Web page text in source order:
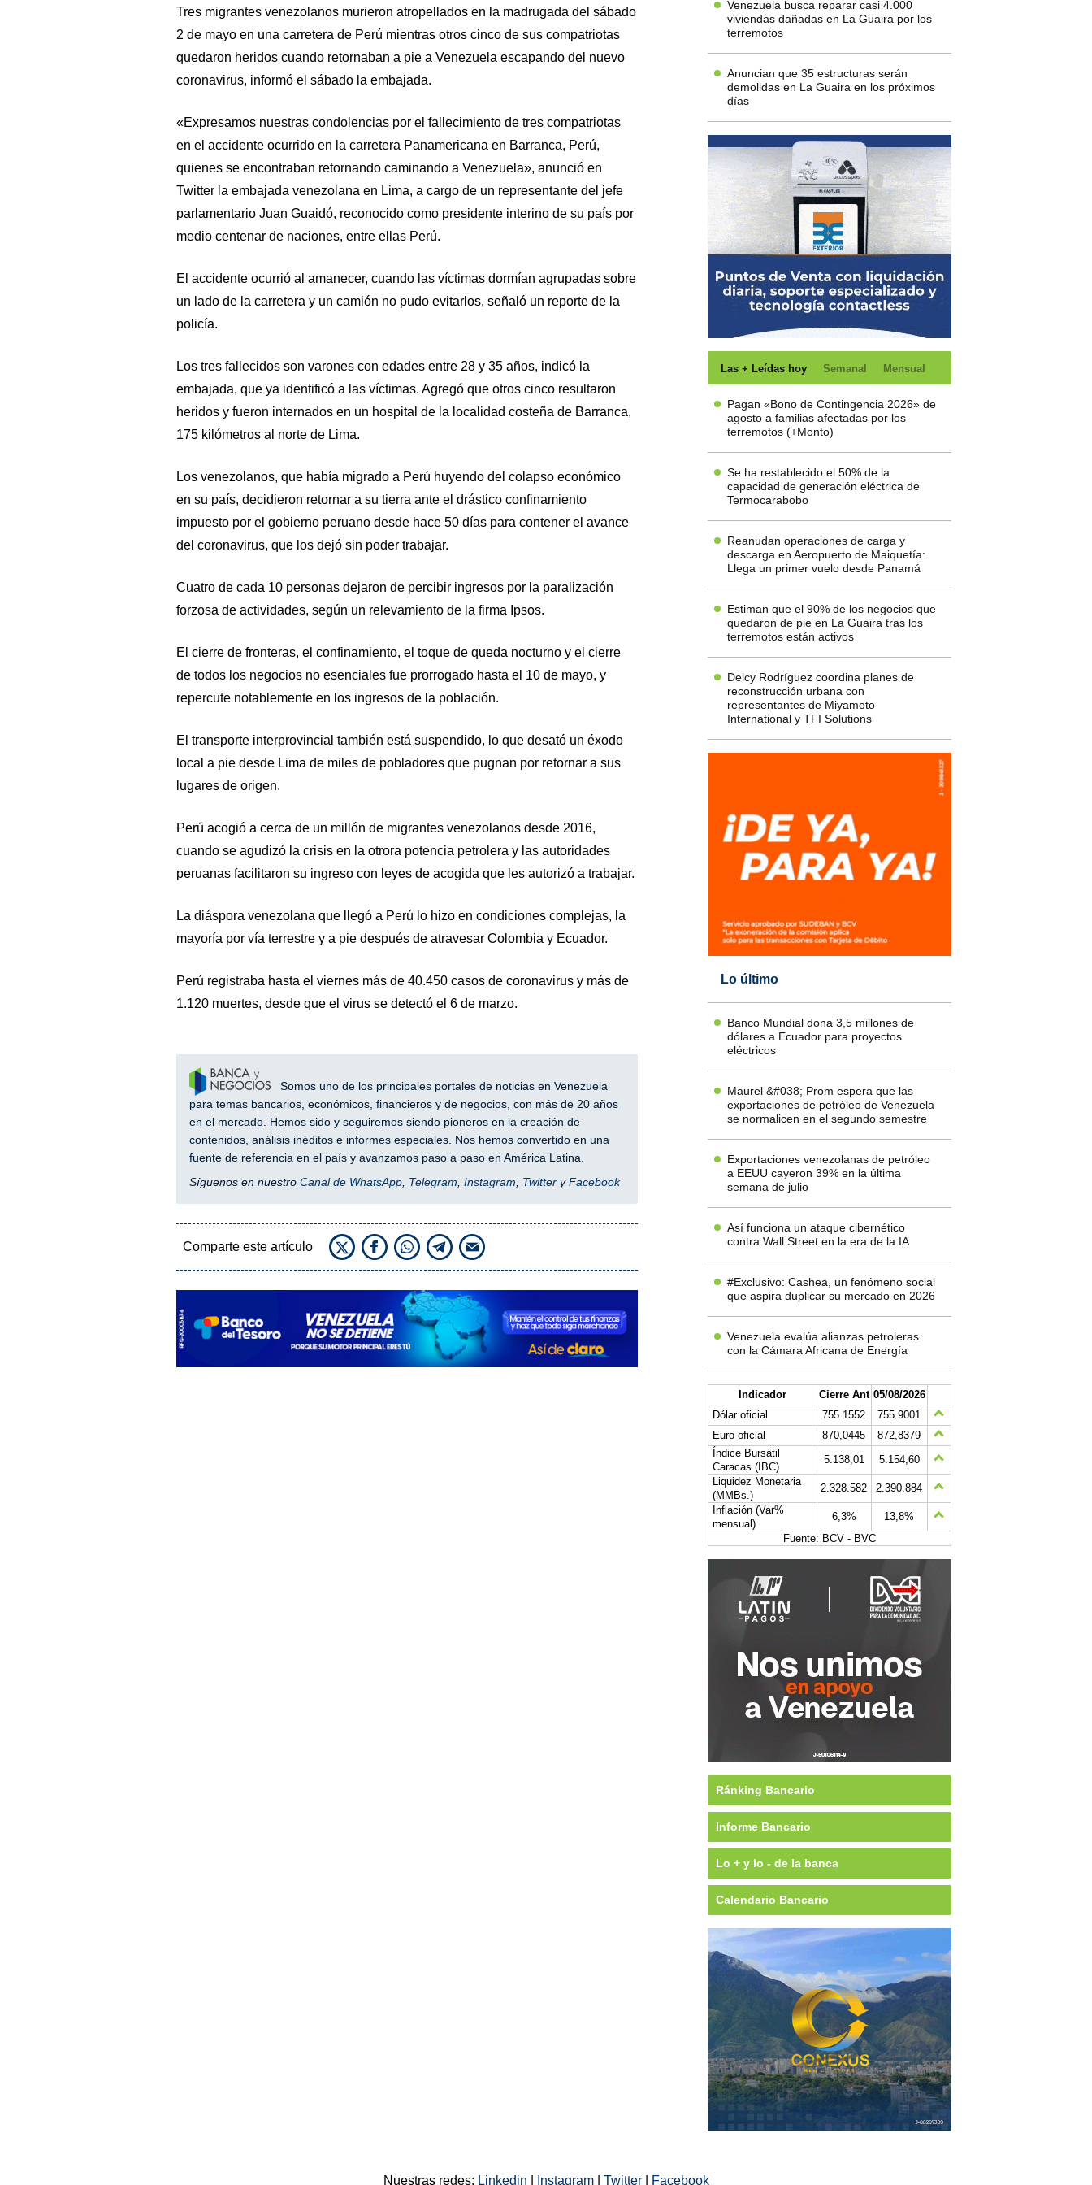
Tres migrantes venezolanos murieron atropellados en la madrugada del sábado
2 de mayo en una carretera de Perú mientras otros cinco de sus compatriotas
quedaron heridos cuando retornaban a pie a Venezuela escapando del nuevo
coronavirus, informó el sábado la embajada.
«Expresamos nuestras condolencias por el fallecimiento de tres compatriotas
en el accidente ocurrido en la carretera Panamericana en Barranca, Perú,
quienes se encontraban retornando caminando a Venezuela», anunció en
Twitter la embajada venezolana en Lima, a cargo de un representante del jefe
parlamentario Juan Guaidó, reconocido como presidente interino de su país por
medio centenar de naciones, entre ellas Perú.
El accidente ocurrió al amanecer, cuando las víctimas dormían agrupadas sobre
un lado de la carretera y un camión no pudo evitarlos, señaló un reporte de la
policía.
Los tres fallecidos son varones con edades entre 28 y 35 años, indicó la
embajada, que ya identificó a las víctimas. Agregó que otros cinco resultaron
heridos y fueron internados en un hospital de la localidad costeña de Barranca,
175 kilómetros al norte de Lima.
Los venezolanos, que había migrado a Perú huyendo del colapso económico
en su país, decidieron retornar a su tierra ante el drástico confinamiento
impuesto por el gobierno peruano desde hace 50 días para contener el avance
del coronavirus, que los dejó sin poder trabajar.
Cuatro de cada 10 personas dejaron de percibir ingresos por la paralización
forzosa de actividades, según un relevamiento de la firma Ipsos.
El cierre de fronteras, el confinamiento, el toque de queda nocturno y el cierre
de todos los negocios no esenciales fue prorrogado hasta el 10 de mayo, y
repercute notablemente en los ingresos de la población.
El transporte interprovincial también está suspendido, lo que desató un éxodo
local a pie desde Lima de miles de pobladores que pugnan por retornar a sus
lugares de origen.
Perú acogió a cerca de un millón de migrantes venezolanos desde 2016,
cuando se agudizó la crisis en la otrora potencia petrolera y las autoridades
peruanas facilitaron su ingreso con leyes de acogida que les autorizó a trabajar.
La diáspora venezolana que llegó a Perú lo hizo en condiciones complejas, la
mayoría por vía terrestre y a pie después de atravesar Colombia y Ecuador.
Perú registraba hasta el viernes más de 40.450 casos de coronavirus y más de
1.120 muertes, desde que el virus se detectó el 6 de marzo.
Somos uno de los principales portales de noticias en Venezuela
para temas bancarios, económicos, financieros y de negocios, con más de 20 años
en el mercado. Hemos sido y seguiremos siendo pioneros en la creación de
contenidos, análisis inéditos e informes especiales. Nos hemos convertido en una
fuente de referencia en el país y avanzamos paso a paso en América Latina.
Síguenos en nuestro Canal de WhatsApp, Telegram Instagram TwitteryFacebook
Comparte este artículo
Venezuela busca reparar casi 4.000
viviendas dañadas en La Guaira por los
terremotos
Anuncian que 35 estructuras serán
demolidas en La Guaira en los próximos
días
Las + Leídas hoy Semanal Mensual
Pagan «Bono de Contingencia 2026» de
agosto a familias afectadas por los
terremotos (+Monto)
Se ha restablecido el 50% de la
capacidad de generación eléctrica de
Termocarabobo
Reanudan operaciones de carga y
descarga en Aeropuerto de Maiquetía:
Llega un primer vuelo desde Panamá
Estiman que el 90% de los negocios que
quedaron de pie en La Guaira tras los
terremotos están activos
Delcy Rodríguez coordina planes de
reconstrucción urbana con
representantes de Miyamoto
International y TFI Solutions
Lo último
Banco Mundial dona 3,5 millones de
dólares a Ecuador para proyectos
eléctricos
Maurel &#038; Prom espera que las
exportaciones de petróleo de Venezuela
se normalicen en el segundo semestre
Exportaciones venezolanas de petróleo
a EEUU cayeron 39% en la última
semana de julio
Así funciona un ataque cibernético
contra Wall Street en la era de la IA
#Exclusivo: Cashea, un fenómeno social
que aspira duplicar su mercado en 2026
Venezuela evalúa alianzas petroleras
con la Cámara Africana de Energía
Indicador Cierre Ant 05/08/2026
Dólar oficial
755.1552
755.9001
Euro oficial
870,0445
872,8379
Índice Bursátil
Caracas (IBC)
5.138,01
5.154,60
Liquidez Monetaria
(MMBs.)
2.328.582
2.390.884
Inflación (Var%
mensual)
6,3%
13,8%
Fuente: BCV - BVC
Ránking Bancario
Informe Bancario
Lo + y lo - de la banca
Calendario Bancario
Nuestras redes: Linkedin Instagram Twitter Facebook